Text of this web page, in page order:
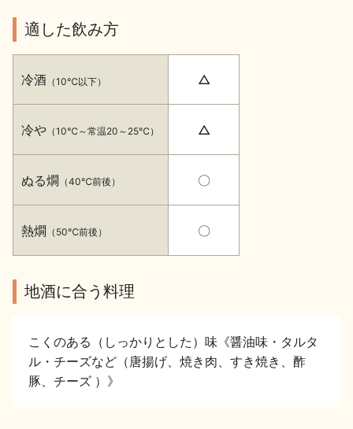
イベント情報TOP 新商品・おすすめ商品
地酒蔵元会WEB展示会 地酒蔵元会利酒会
適した飲み方
冷酒 （10℃以下）
冷や （10℃～常温20～25℃）
ぬる燗 （40℃前後）
熱燗 （50℃前後）
△
△
〇
〇
地酒に合う料理
こくのある（しっかりとした）味《醤油味・タルタ
ル・チーズなど（唐揚げ、焼き肉、すき焼き、酢
豚、チーズ ）》